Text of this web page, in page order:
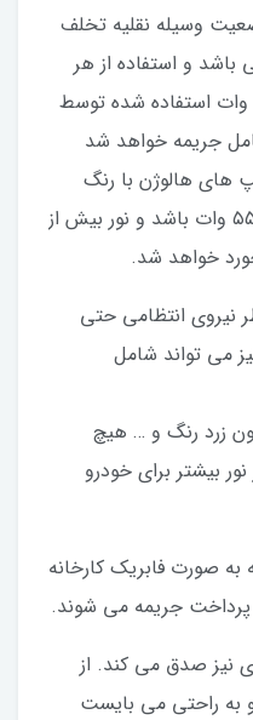
وسيله نقليه تخلف
و استفاده از هر
نوع لامپي جز لامپ هالوژن ٥٥ وات استفاده شده توسط
جريمه خواهد شد
هاي هالوژن با رنگ
نوري زرد و يا سفيد كه بيش از ٥٥ وات باشد و نور بيش از
خواهد شد.
انتظامي حتي
رنگ نيز مي تواند شامل
زرد رنگ و … هيچ
بيشتر براي خودرو
صورت فابريك كارخانه
پرداخت جريمه مي شوند.
نيز صدق مي كند. از
به راحتي مي بايست